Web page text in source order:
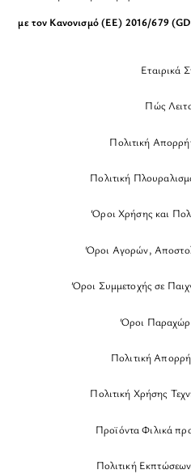
με τον Κανονισμό (ΕΕ) 2016/679
Εταιρικά
Πώς
Πολιτική
Πολιτική
Όροι Χρήσης και
Όροι Αγορών,
Όροι Συμμετοχής σε
Όροι
Πολιτική
Πολιτική Χρήσης
Προϊόντα Φιλικά
Πολιτική